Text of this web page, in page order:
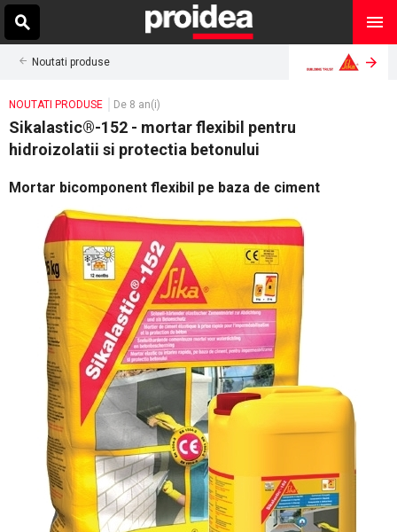
Noutati produse
NOUTATI PRODUSE De 8 an(i)
Sikalastic®-152 - mortar flexibil pentru
hidroizolatii si protectia betonului
Mortar bicomponent flexibil pe baza de ciment